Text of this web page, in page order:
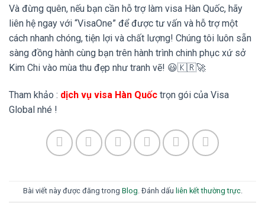
Và đừng quên, nếu bạn cần hỗ trợ làm visa Hàn Quốc, hãy
liên hệ ngay với “VisaOne” để được tư vấn và hỗ trợ một
cách nhanh chóng, tiện lợi và chất lượng! Chúng tôi luôn sẵn
sàng đồng hành cùng bạn trên hành trình chinh phục xứ sở
Kim Chi vào mùa thu đẹp như tranh vẽ! 😃🇰🇷🚀
Tham khảo : dịch vụ visa Hàn Quốc trọn gói của Visa
Global nhé !
Bài viết này được đăng trong Blog. Đánh dấu liên kết thường trực.